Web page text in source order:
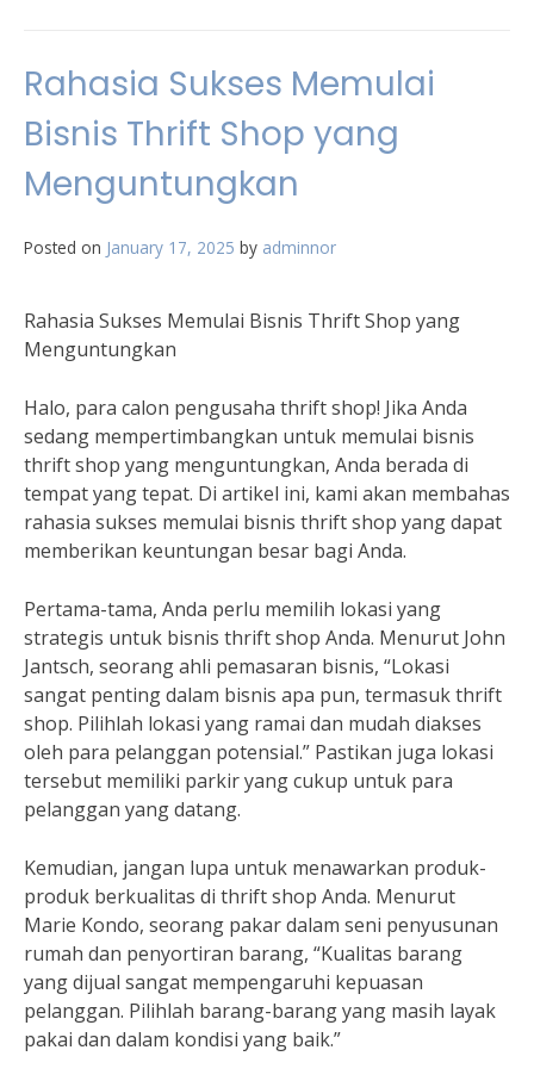
Rahasia Sukses Memulai
Bisnis Thrift Shop yang
Menguntungkan
Posted on January 17, 2025 by adminnor
Rahasia Sukses Memulai Bisnis Thrift Shop yang
Menguntungkan
Halo, para calon pengusaha thrift shop! Jika Anda
sedang mempertimbangkan untuk memulai bisnis
thrift shop yang menguntungkan, Anda berada di
tempat yang tepat. Di artikel ini, kami akan membahas
rahasia sukses memulai bisnis thrift shop yang dapat
memberikan keuntungan besar bagi Anda.
Pertama-tama, Anda perlu memilih lokasi yang
strategis untuk bisnis thrift shop Anda. Menurut John
Jantsch, seorang ahli pemasaran bisnis, “Lokasi
sangat penting dalam bisnis apa pun, termasuk thrift
shop. Pilihlah lokasi yang ramai dan mudah diakses
oleh para pelanggan potensial.” Pastikan juga lokasi
tersebut memiliki parkir yang cukup untuk para
pelanggan yang datang.
Kemudian, jangan lupa untuk menawarkan produk-
produk berkualitas di thrift shop Anda. Menurut
Marie Kondo, seorang pakar dalam seni penyusunan
rumah dan penyortiran barang, “Kualitas barang
yang dijual sangat mempengaruhi kepuasan
pelanggan. Pilihlah barang-barang yang masih layak
pakai dan dalam kondisi yang baik.”